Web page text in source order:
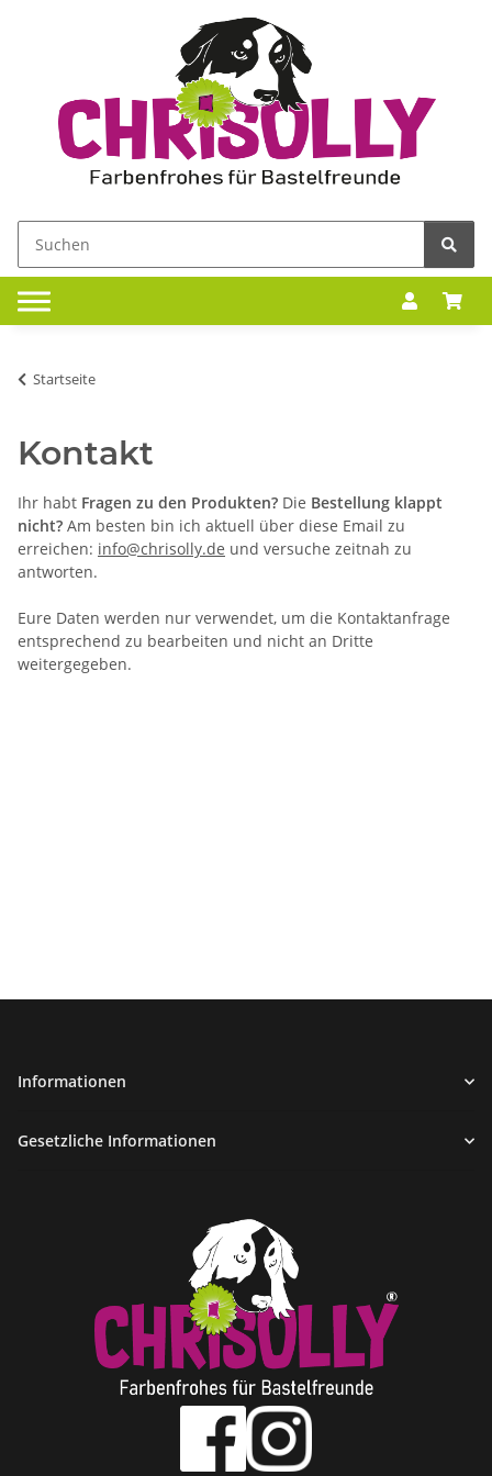
Startseite
Kontakt
Ihr habt Fragen zu den Produkten? Die Bestellung klappt
nicht? Am besten bin ich aktuell über diese Email zu
erreichen: info@chrisolly.de und versuche zeitnah zu
antworten.
Eure Daten werden nur verwendet, um die Kontaktanfrage
entsprechend zu bearbeiten und nicht an Dritte
weitergegeben.
Informationen
Gesetzliche Informationen